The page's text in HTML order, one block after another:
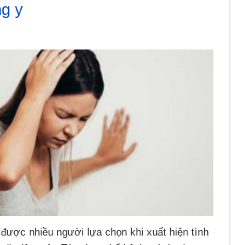
y
nhiều người lựa chọn khi xuất hiện tình